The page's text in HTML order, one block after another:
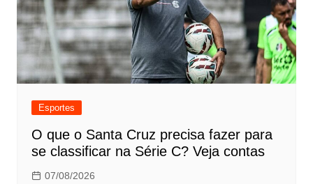
Esportes
O que o Santa Cruz precisa fazer para
se classificar na Série C? Veja contas
07/08/2026